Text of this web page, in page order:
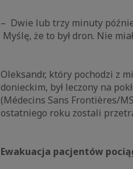
– Dwie lub trzy minuty
Myślę, że to był dron. Nie
Oleksandr, który pochodzi z
donieckim, był leczony na
(Médecins Sans Frontières/
ostatniego roku zostali
Ewakuacja pacjentów